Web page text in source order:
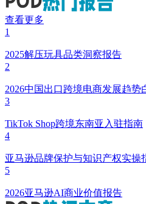
查看更多
1
2025解压玩具品类洞察报告
2
2026中国出口跨境电商发展趋势
3
TikTok Shop跨境东南亚入驻指南
4
亚马逊品牌保护与知识产权实操
5
2026亚马逊AI商业价值报告